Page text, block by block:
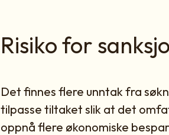
Risiko for
Det finnes flere unntak fra
tilpasse tiltaket slik at det
oppnå flere økonomiske